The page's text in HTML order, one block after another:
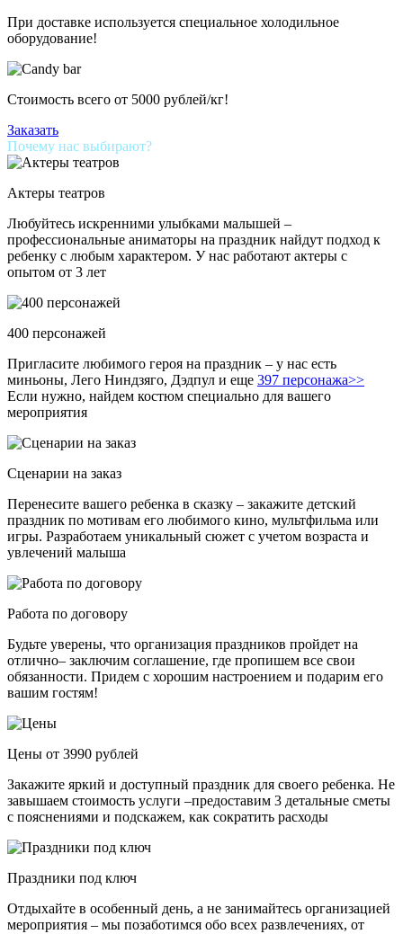
При доставке используется специальное холодильное
оборудование!
Стоимость всего от 5000 рублей/кг!
Заказать
Почему нас выбирают?
Актеры театров
Любуйтесь искренними улыбками малышей –
профессиональные аниматоры на праздник найдут подход к
ребенку с любым характером. У нас работают актеры с
опытом от 3 лет
400 персонажей
Пригласите любимого героя на праздник – у нас есть
миньоны, Лего Ниндзяго, Дэдпул и еще 397 персонажа>>
Если нужно, найдем костюм специально для вашего
мероприятия
Сценарии на заказ
Перенесите вашего ребенка в сказку – закажите детский
праздник по мотивам его любимого кино, мультфильма или
игры. Разработаем уникальный сюжет с учетом возраста и
увлечений малыша
Работа по договору
Будьте уверены, что организация праздников пройдет на
отлично– заключим соглашение, где пропишем все свои
обязанности. Придем с хорошим настроением и подарим его
вашим гостям!
Цены от 3990 рублей
Закажите яркий и доступный праздник для своего ребенка. Не
завышаем стоимость услуги –предоставим 3 детальные сметы
с пояснениями и подскажем, как сократить расходы
Праздники под ключ
Отдыхайте в особенный день, а не занимайтесь организацией
мероприятия – мы позаботимся обо всех развлечениях, от